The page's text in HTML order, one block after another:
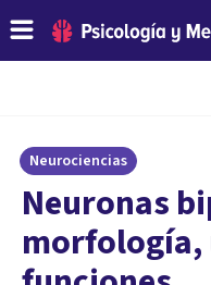
Neurociencias
Neuronas
morfología,